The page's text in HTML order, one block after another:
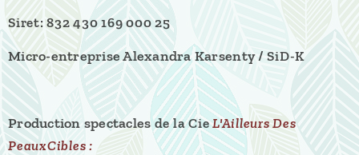
Siret: 832 430 169 000 25
Micro-entreprise Alexandra Karsenty / SiD-K
Production spectaclesde laCieL'Ailleurs Des
PeauxCibles :